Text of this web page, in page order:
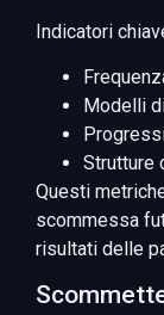
Indicatori
Modelli
Strutture
Questi
scommessa
risultati delle